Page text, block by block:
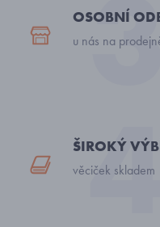
OSOBNÍ
u nás na
ŠIROKÝ
věciček skladem